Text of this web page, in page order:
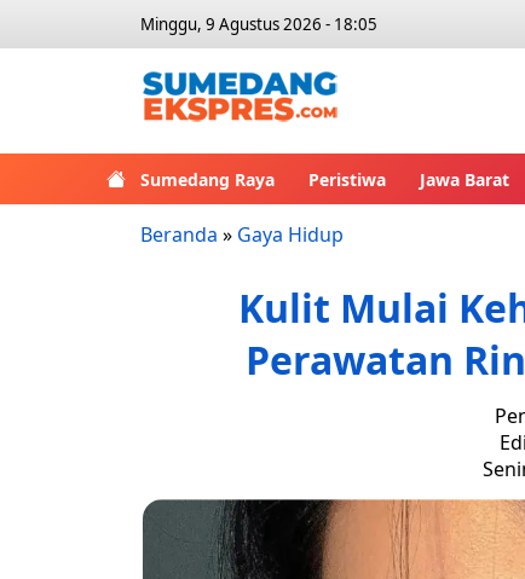
Minggu, 9 Agustus 2026 - 18:05
Sumedang Raya Peristiwa Jawa Barat
Beranda » Gaya Hidup
Kulit Mulai
Perawatan